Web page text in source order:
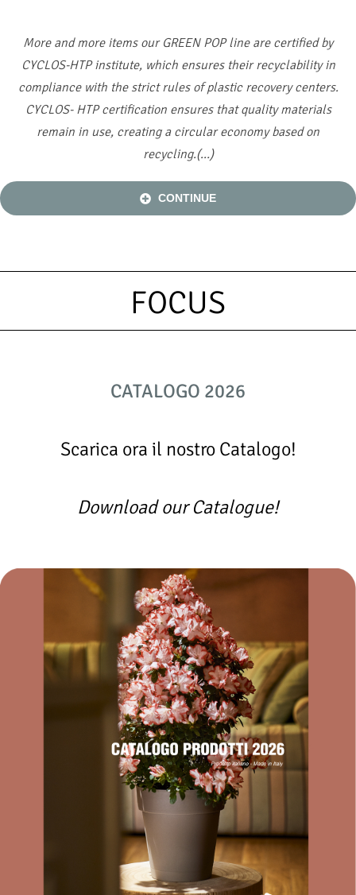
More and more items our GREEN POP line are certified by
CYCLOS-HTP institute, which ensures their recyclability in
compliance with the strict rules of plastic recovery centers.
CYCLOS- HTP certification ensures that quality materials
remain in use, creating a circular economy based on
recycling.(…)
CONTINUE
FOCUS
CATALOGO 2026
Scarica ora il nostro Catalogo!
Download our Catalogue!